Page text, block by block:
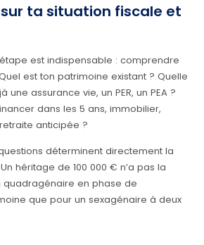
ta situation fiscale et
étape est indispensable : comprendre
est ton patrimoine existant ? Quelle
une assurance vie, un PER, un PEA ?
dans les 5 ans, immobilier,
anticipée ?
déterminent directement la
héritage de 100 000 € n’a pas la
quadragénaire en phase de
que pour un sexagénaire à deux